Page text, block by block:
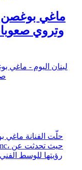
ماغي بوغصن
وتروي
حلّت الفنانة ماغي
رؤيتها للوسط